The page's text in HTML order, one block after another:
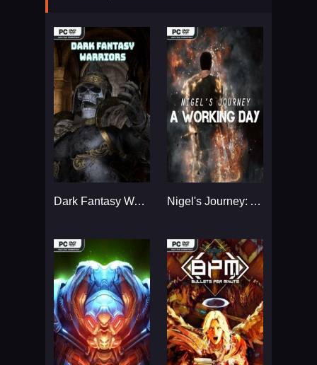
Dark Fantasy Warriors... Nigel's Journey: A Working Day...